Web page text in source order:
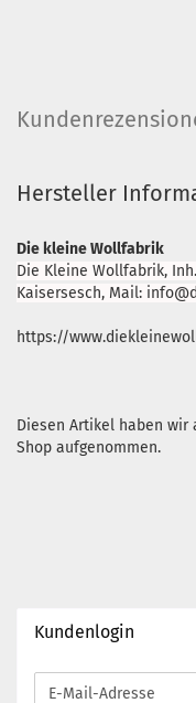
Hersteller
Die kleine Wollfabrik
Die Kleine Wollfabrik,
Kaisersesch, Mail:
https://
Diesen Artikel haben wir
Shop aufgenommen.
Kundenlogin
E-